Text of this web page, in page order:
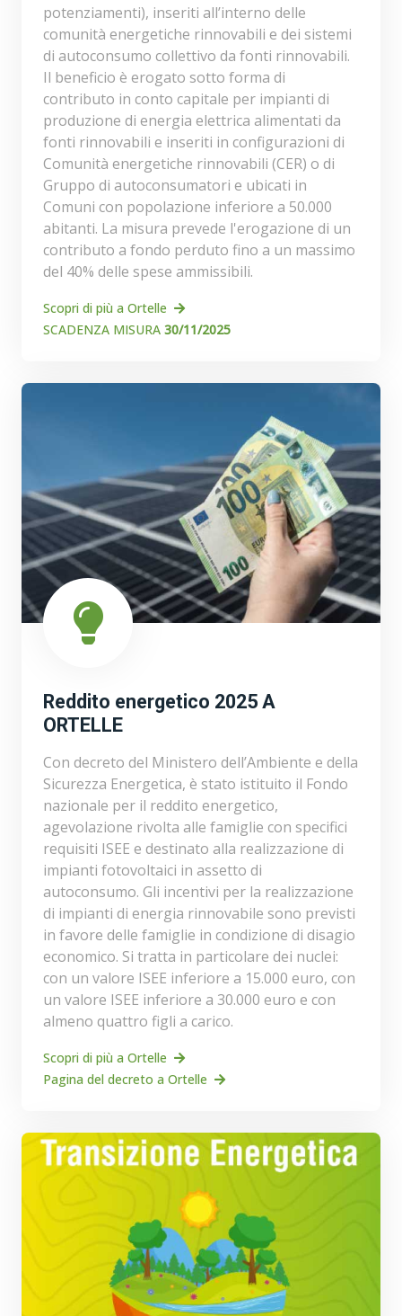
potenziamenti), inseriti all’interno delle
comunità energetiche rinnovabili e dei sistemi
di autoconsumo collettivo da fonti rinnovabili.
Il beneficio è erogato sotto forma di
contributo in conto capitale per impianti di
produzione di energia elettrica alimentati da
fonti rinnovabili e inseriti in configurazioni di
Comunità energetiche rinnovabili (CER) o di
Gruppo di autoconsumatori e ubicati in
Comuni con popolazione inferiore a 50.000
abitanti. La misura prevede l'erogazione di un
contributo a fondo perduto fino a un massimo
del 40% delle spese ammissibili.
Scopri di più a Ortelle
SCADENZA MISURA 30/11/2025
Reddito energetico 2025 A
ORTELLE
Con decreto del Ministero dell’Ambiente e della
Sicurezza Energetica, è stato istituito il Fondo
nazionale per il reddito energetico,
agevolazione rivolta alle famiglie con specifici
requisiti ISEE e destinato alla realizzazione di
impianti fotovoltaici in assetto di
autoconsumo. Gli incentivi per la realizzazione
di impianti di energia rinnovabile sono previsti
in favore delle famiglie in condizione di disagio
economico. Si tratta in particolare dei nuclei:
con un valore ISEE inferiore a 15.000 euro, con
un valore ISEE inferiore a 30.000 euro e con
almeno quattro figli a carico.
Scopri di più a Ortelle
Pagina del decreto a Ortelle